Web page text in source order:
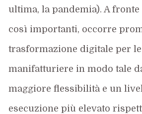
ultima, la pandemia). A
così importanti, occorre
trasformazione digitale per
manifatturiere in modo tale
maggiore flessibilità e un
esecuzione più elevato